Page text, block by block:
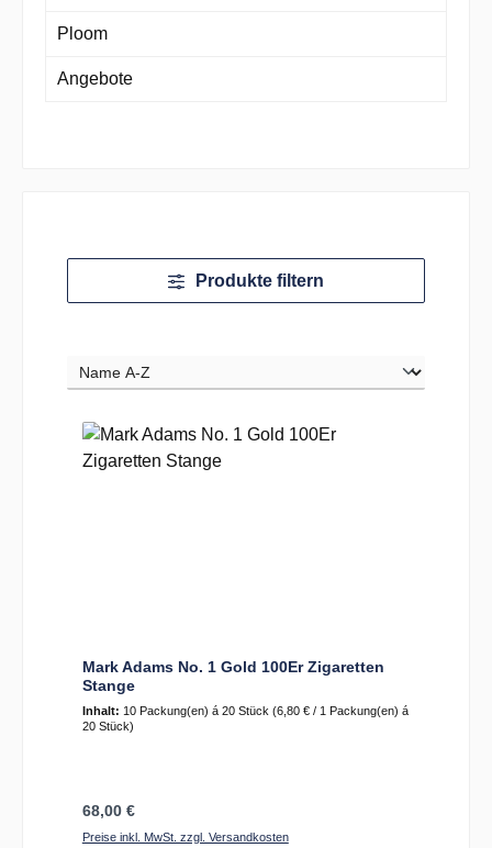
Ploom
Angebote
Produkte filtern
Mark Adams No. 1 Gold 100Er Zigaretten
Stange
Inhalt: 10 Packung(en) á 20 Stück (6,80 € / 1 Packung(en) á
20 Stück)
Regulärer Preis:
68,00 €
Preise inkl. MwSt. zzgl. Versandkosten